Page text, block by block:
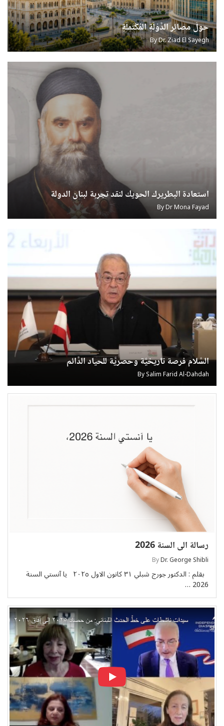
حولَ مصائِر الدَّوْلَةِ المُكْتَمِلَةِ
ByDr. Ziad El Sayegh
استعادة البطريرك الحويك لنقد تجربة لبنان الدولة
ByDr Mona Fayad
السَّلام فرصة تاريخيَّة وحصريَّة للحياد الدَّائم
BySalim Farid Al-Dahdah
رسالة الى السنة 2026
ByDr. George Shibli
بقلم : الدكتور جورج شبلي ٣١ كانون الاول ٢٠٢٥ يا آنستي السنة
2026 …
U0633U0627U062EU0646